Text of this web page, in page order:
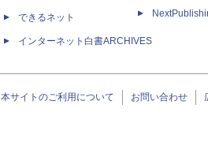
できるネット
インターネット白書ARCHIVES
本サイトのご利用について お問い合わせ